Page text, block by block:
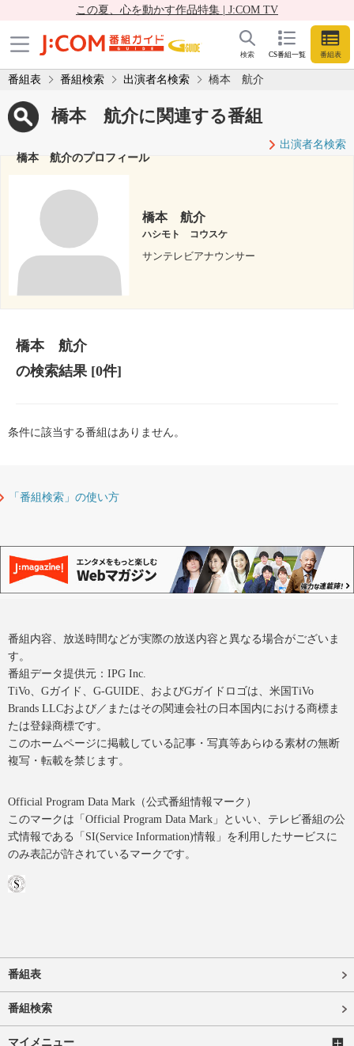
この夏、心を動かす作品特集 | J:COM TV
CS番組一覧 番組表
検索
番組表 番組検索 出演者名検索 橋本 航介
橋本 航介に関連する番組
出演者名検索
橋本 航介のプロフィール
橋本 航介
ハシモト コウスケ
サンテレビアナウンサー
橋本 航介
の検索結果[0件]
条件に該当する番組はありません。
「番組検索」の使い方
番組内容、放送時間などが実際の放送内容と異なる場合がございま
す。
番組データ提供元：IPG Inc.
TiVo、Gガイド、G-GUIDE、およびGガイドロゴは、米国TiVo
Brands LLCおよび／またはその関連会社の日本国内における商標ま
たは登録商標です。
このホームページに掲載している記事・写真等あらゆる素材の無断
複写・転載を禁じます。
Official Program Data Mark（公式番組情報マーク）
このマークは「Official Program Data Mark」といい、テレビ番組の公
式情報である「SI(Service Information)情報」を利用したサービスに
のみ表記が許されているマークです。
番組表
番組検索
マイメニュー